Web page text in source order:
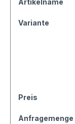
Artikelname
Variante
Preis
Anfragemenge